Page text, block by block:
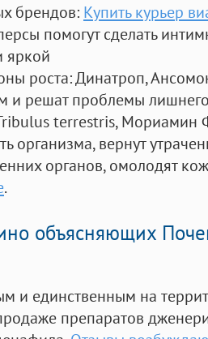
брендов: Купить курьер
помогут сделать
яркой
роста: Динатроп,
и решат проблемы
terrestris, Мориамин
организма, вернут
органов, омолодят
.
объясняющих
и единственным на
препаратов